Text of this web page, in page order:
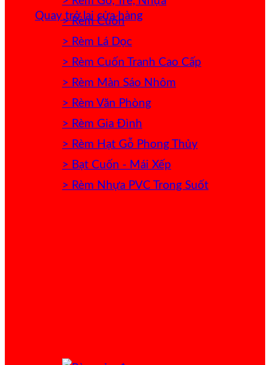
Quay trở lại cửa hàng
> Rèm Cuốn
> Rèm Lá Dọc
> Rèm Cuốn Tranh Cao Cấp
> Rèm Màn Sáo Nhôm
> Rèm Văn Phòng
> Rèm Gia Đình
> Rèm Hạt Gỗ Phong Thủy
> Bạt Cuốn - Mái Xếp
> Rèm Nhựa PVC Trong Suốt